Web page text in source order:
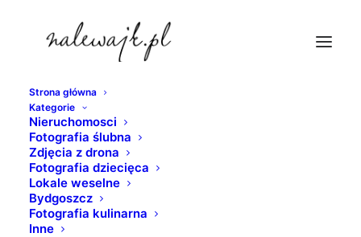
Strona główna
Kategorie
Nieruchomosci
Fotografia ślubna
Zdjęcia z drona
Fotografia dziecięca
Lokale weselne
Bydgoszcz
Fotografia kulinarna
Inne
Strona Główna
Sesje fotograficzne architektury | Dworzec kolejowy w